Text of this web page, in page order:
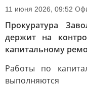
11 июня 2026, 09:52
Прокуратура
держит на
капитальному
Работы по
выполняются